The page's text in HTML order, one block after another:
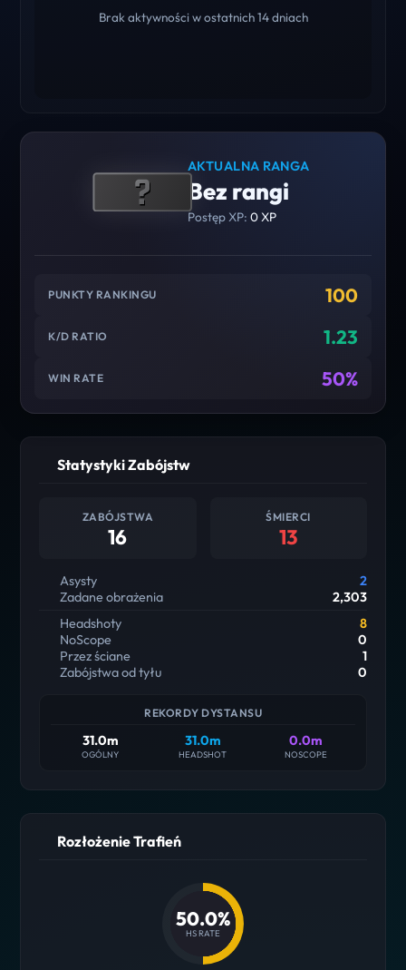
Brak aktywności w ostatnich 14 dniach
AKTUALNA RANGA
Bez rangi
Postęp XP: 0 XP
PUNKTY RANKINGU 100
K/D RATIO 1.23
WIN RATE 50%
Statystyki Zabójstw
ZABÓJSTWA
16
ŚMIERCI
13
Asysty
2
Zadane obrażenia
2,303
Headshoty
8
NoScope
0
Przez ściane
1
Zabójstwa od tyłu
0
REKORDY DYSTANSU
31.0m
OGÓLNY
31.0m
HEADSHOT
0.0m
NOSCOPE
Rozłożenie Trafień
50.0%
HS RATE